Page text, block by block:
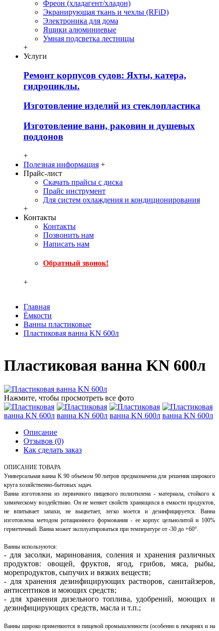
Фреон (хладагент/хладон)
Экранирующая ткань и чехлы (RFiD)
Электроника для дома
Ящики алюминиевые
Умная подсветка лестницы
+
Услуги
Ремонт корпусов судов: Яхты, катера,
гидроциклы.
Изготовление изделий из стеклопластика
Изготовление ванн, раковин и душевых
поддонов
+
Полезная информация +
Прайс-лист
Скачать прайсы с диска
Прайс инструмент
Для систем охлаждения и кондиционирования
+
Контакты
Контакты
Позвонить нам
Написать нам
Обратный звонок!
+
Главная
Ёмкости
Ванны пластиковые
Пластиковая ванна KN 600л
Пластиковая ванна KN 600л
Нажмите, чтобы просмотреть все фото
Описание
Отзывов (0)
Как сделать заказ
ОПИСАНИЕ ТОВАРА
Универсальная ванна K 90 объемом 90 литров предназначена для решения широкого
круга хозяйственно-бытовых задач.
Ванна изготовлена из первичного пищевого полиэтилена - материала, стойкого к
химическому воздействию. Он не меняет свойств хранящихся в емкости продуктов,
не впитывает запахи, не выцветает, легко моется и дезинфицируется. Ванна
изготовлена методом ротационного формования - ее корпус цельнолитой и 100%
герметичный. Ванна может эксплуатироваться при температуре от -30 до +60°.
Ванны используются:
- для засолки, маринования, соления и хранения различных
продуктов: овощей, фруктов, ягод, грибов, мяса, рыбы,
морепродуктов, сыпучих и вязких веществ;
- для хранения дезинфицирующих растворов, санитайзеров,
антисептиков и моющих средств;
- для хранения дизельного топлива, удобрений, моющих и
дезинфицирующих средств, масла и т.п.;
Ванны широко применяются в пищевой промышленности (особенно в пекарнях и на